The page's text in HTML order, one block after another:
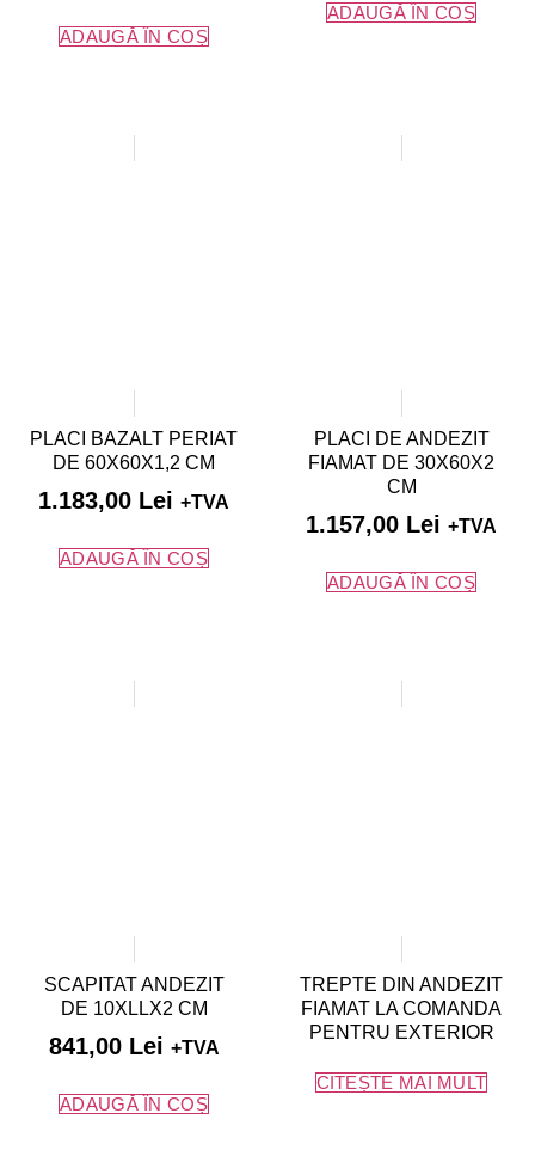
ADAUGĂ ÎN COȘ
ADAUGĂ ÎN COȘ
PLACI BAZALT PERIAT
DE 60X60X1,2 CM
1.183,00 Lei +TVA
ADAUGĂ ÎN COȘ
PLACI DE ANDEZIT
FIAMAT DE 30X60X2
CM
1.157,00 Lei +TVA
ADAUGĂ ÎN COȘ
SCAPITAT ANDEZIT
DE 10XLLX2 CM
841,00 Lei +TVA
ADAUGĂ ÎN COȘ
TREPTE DIN ANDEZIT
FIAMAT LA COMANDA
PENTRU EXTERIOR
CITEȘTE MAI MULT